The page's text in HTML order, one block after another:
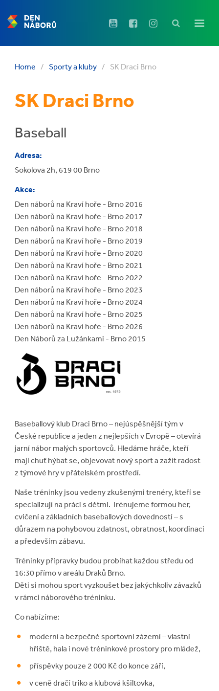
Home / Sporty a kluby / SK Draci Brno
SK Draci Brno
Baseball
Adresa:
Sokolova 2h, 619 00 Brno
Akce:
Den náborů na Kraví hoře - Brno 2016
Den náborů na Kraví hoře - Brno 2017
Den náborů na Kraví hoře - Brno 2018
Den náborů na Kraví hoře - Brno 2019
Den náborů na Kraví hoře - Brno 2020
Den náborů na Kraví hoře - Brno 2021
Den náborů na Kraví hoře - Brno 2022
Den náborů na Kraví hoře - Brno 2023
Den náborů na Kraví hoře - Brno 2024
Den náborů na Kraví hoře - Brno 2025
Den náborů na Kraví hoře - Brno 2026
Den Náborů za Lužánkami - Brno 2015
Baseballový klub Draci Brno – nejúspěšnější tým v
České republice a jeden z nejlepších v Evropě – otevírá
jarní nábor malých sportovců. Hledáme hráče, kteří
mají chuť hýbat se, objevovat nový sport a zažít radost
z týmové hry v přátelském prostředí.
Naše tréninky jsou vedeny zkušenými trenéry, kteří se
specializují na práci s dětmi. Trénujeme formou her,
cvičení a základních baseballových dovedností – s
důrazem na pohybovou zdatnost, obratnost, koordinaci
a především zábavu.
Tréninky přípravky budou probíhat každou středu od
16:30 přímo v areálu Draků Brno.
Děti si mohou sport vyzkoušet bez jakýchkoliv závazků
v rámci náborového tréninku.
Co nabízíme:
moderní a bezpečné sportovní zázemí – vlastní
hřiště, hala i nové tréninkové prostory pro mládež,
příspěvky pouze 2 000 Kč do konce září,
v ceně dračí triko a klubová kšiltovka,